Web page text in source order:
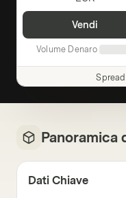
Vendi
Volume Denaro
Spread
Panoramica
Dati Chiave